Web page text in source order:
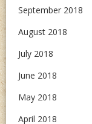
September 2018
August 2018
July 2018
June 2018
May 2018
April 2018